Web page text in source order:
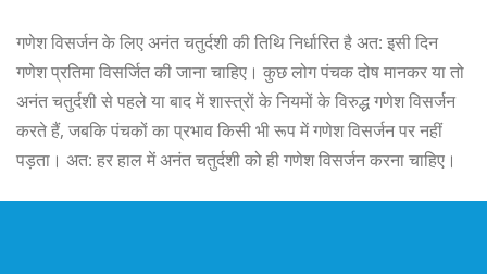
गणेश विसर्जन के लिए अनंत चतुर्दशी की तिथि निर्धारित है अत: इसी दिन
गणेश प्रतिमा विसर्जित की जाना चाहिए। कुछ लोग पंचक दोष मानकर या तो
अनंत चतुर्दशी से पहले या बाद में शास्त्रों के नियमों के विरुद्ध गणेश विसर्जन
करते हैं, जबकि पंचकों का प्रभाव किसी भी रूप में गणेश विसर्जन पर नहीं
पड़ता। अत: हर हाल में अनंत चतुर्दशी को ही गणेश विसर्जन करना चाहिए।